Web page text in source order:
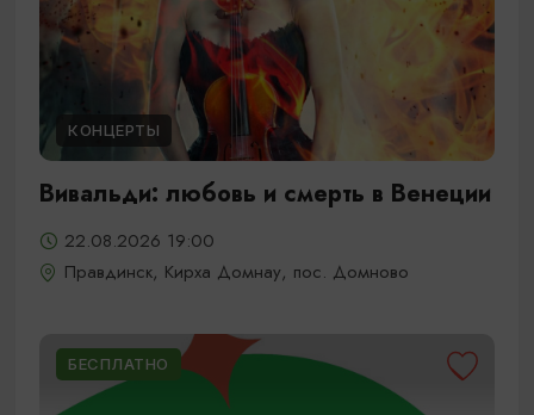
КОНЦЕРТЫ
Вивальди: любовь и смерть в Венеции
22.08.2026 19:00
Правдинск, Кирха Домнау, пос. Домново
БЕСПЛАТНО